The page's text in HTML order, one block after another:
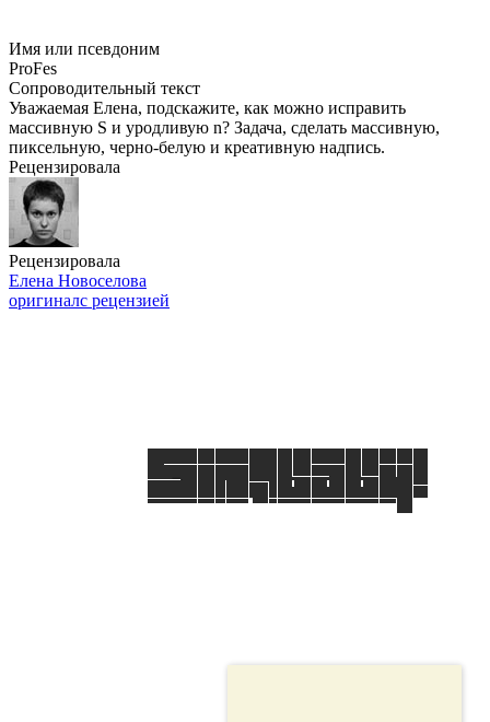
Имя или псевдоним
ProFes
Сопроводительный текст
Уважаемая Елена, подскажите, как можно исправить
массивную S и уродливую n? Задача, сделать массивную,
пиксельную, черно-белую и креативную надпись.
Рецензировала
Рецензировала
Елена Новоселова
оригиналс рецензией